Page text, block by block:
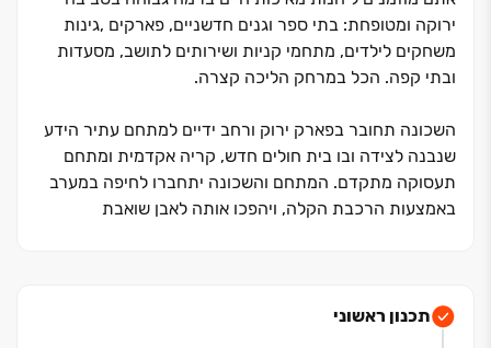
ירוקה ומטופחת: בתי ספר וגנים חדשניים, פארקים ,גינות
משחקים לילדים, מתחמי קניות ושירותים לתושב, מסעדות
ובתי קפה. הכל במרחק הליכה קצרה.
השכונה תחובר בפארק ירוק ורחב ידיים למתחם עתיר הידע
שנבנה לצידה ובו בית חולים חדש, קריה אקדמית ומתחם
תעסוקה מתקדם. המתחם והשכונה יתחברו לחיפה במערב
באמצעות הרכבת הקלה, ויהפכו אותה לאבן שואבת
ההשראה לפרויקט בגבעת הכלניות מתחילה בשכונה
תכנון ראשוני